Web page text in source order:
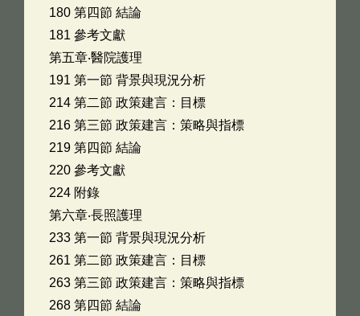
180 第四節 結論
181 參考文獻
第五章‧醫院護理
191 第一節 背景與現況分析
214 第二節 政策建言：目標
216 第三節 政策建言：策略與指標
219 第四節 結論
220 參考文獻
224 附錄
第六章‧長照護理
233 第一節 背景與現況分析
261 第二節 政策建言：目標
263 第三節 政策建言：策略與指標
268 第四節 結論